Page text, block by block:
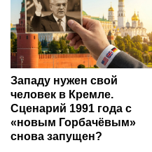
Западу нужен свой
человек в Кремле.
Сценарий 1991 года с
«новым Горбачёвым»
снова запущен?